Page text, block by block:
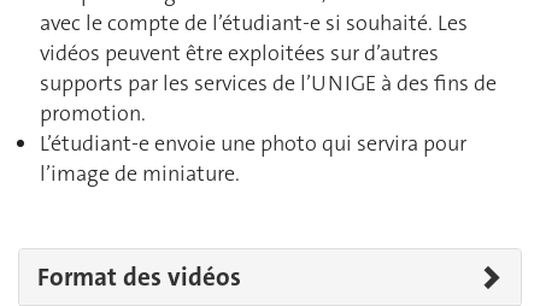
avec le compte de l’étudiant-e si souhaité. Les
vidéos peuvent être exploitées sur d’autres
supports par les services de l’UNIGE à des fins de
promotion.
L’étudiant-e envoie une photo qui servira pour
l’image de miniature.
Format des vidéos